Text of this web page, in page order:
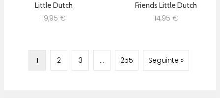
Little Dutch
19,95 €
Friends Little Dutch
14,95 €
1 2 3 … 255 Seguinte »